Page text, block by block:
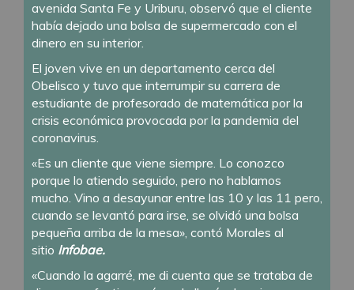
avenida Santa Fe y Uriburu, observó que el cliente
había dejado una bolsa de supermercado con el
dinero en su interior.
El joven vive en un departamento cerca del
Obelisco y tuvo que interrumpir su carrera de
estudiante de profesorado de matemática por la
crisis económica provocada por la pandemia del
coronavirus.
«Es un cliente que viene siempre. Lo conozco
porque lo atiendo seguido, pero no hablamos
mucho. Vino a desayunar entre las 10 y las 11 pero,
cuando se levantó para irse, se olvidó una bolsa
pequeña arriba de la mesa», contó Morales al
sitio Infobae.
«Cuando la agarré, me di cuenta que se trataba de